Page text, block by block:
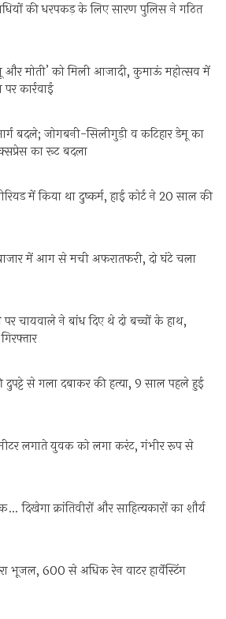
की धरपकड़ के लिए सारण पुलिस ने गठित
और मोती’ को मिली आजादी, कुमाऊं महोत्सव में
कार्रवाई
बदले; जोगबनी-सिलीगुड़ी व कटिहार डेमू का
का रूट बदला
में किया था दुष्कर्म, हाई कोर्ट ने 20 साल की
में आग से मची अफरातफरी, दो घंटे चला
चायवाले ने बांध दिए थे दो बच्चों के हाथ,
दुपट्टे से गला दबाकर की हत्या, 9 साल पहले हुई
लगाते युवक को लगा करंट, गंभीर रूप से
दिखेगा क्रांतिवीरों और साहित्यकारों का शौर्य
भूजल, 600 से अधिक रेन वाटर हार्वेस्टिंग